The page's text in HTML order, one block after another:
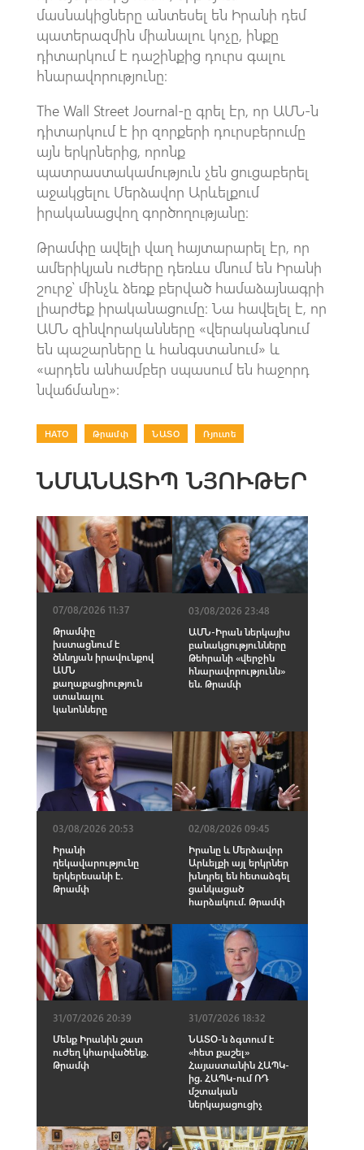
մասնակիցները անտեսել են Իրանի դեմ
պատերազմին միանալու կոչը, ինքը
դիտարկում է դաշինքից դուրս գալու
հնարավորությունը։
The Wall Street Journal-ը գրել էր, որ ԱՄՆ-ն
դիտարկում է իր զորքերի դուրսբերումը
այն երկրներից, որոնք
պատրաստակամություն չեն ցուցաբերել
աջակցելու Մերձավոր Արևելքում
իրականացվող գործողությանը։
Թրամփը ավելի վաղ հայտարարել էր, որ
ամերիկյան ուժերը դեռևս մնում են Իրանի
շուրջ՝ մինչև ձեռք բերված համաձայնագրի
լիարժեք իրականացումը։ Նա հավելել է, որ
ԱՄՆ զինվորականները «վերականգնում
են պաշարները և հանգստանում» և
«արդեն անհամբեր սպասում են հաջորդ
նվաճմանը»։
НАТО Թրամփ ՆԱՏՕ Ռյուտե
ՆՄԱՆԱՏԻՊ ՆՅՈՒԹԵՐ
07/08/2026 11:37
Թրամփը
խստացնում է
ծննդյան իրավունքով
ԱՄՆ
քաղաքացիություն
ստանալու
կանոնները
03/08/2026 23:48
ԱՄՆ-Իրան ներկայիս
բանակցությունները
Թեհրանի «վերջին
հնարավորությունն»
են. Թրամփ
03/08/2026 20:53
Իրանի
ղեկավարությունը
երկերեսանի է․
Թրամփ
02/08/2026 09:45
Իրանը և Մերձավոր
Արևելքի այլ երկրներ
խնդրել են հետաձգել
ցանկացած
հարձшկում. Թրամփ
31/07/2026 20:39
Մենք Իրանին շատ
ուժեղ կհարվածենք.
Թրամփ
31/07/2026 18:32
ՆԱՏՕ-ն ձգտում է
«հետ քաշել»
Հայաստանին ՀԱՊԿ-
ից. ՀԱՊԿ-ում ՌԴ
մշտական
ներկայացուցիչ